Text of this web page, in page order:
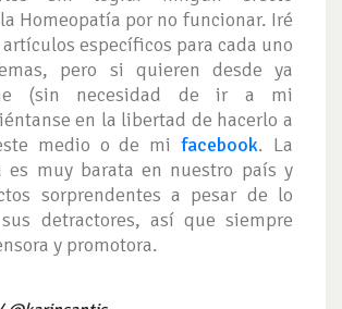
Homeopatía por no funcionar. Iré
específicos para cada uno
pero si quieren desde ya
(sin necesidad de ir a mi
en la libertad de hacerlo a
medio o de mi facebook. La
es muy barata en nuestro país y
sorprendentes a pesar de lo
detractores, así que siempre
y promotora.